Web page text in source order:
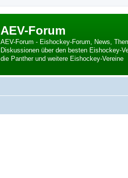
AEV-Forum
AEV-Forum - Eishockey-Forum, News,
Diskussionen über den besten Eishockey-
die Panther und weitere Eishockey-Vereine